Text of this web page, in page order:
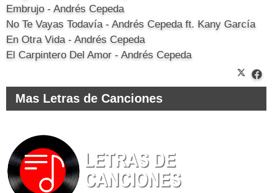
Embrujo - Andrés Cepeda
No Te Vayas Todavía - Andrés Cepeda ft. Kany García
En Otra Vida - Andrés Cepeda
El Carpintero Del Amor - Andrés Cepeda
Mas Letras de Canciones